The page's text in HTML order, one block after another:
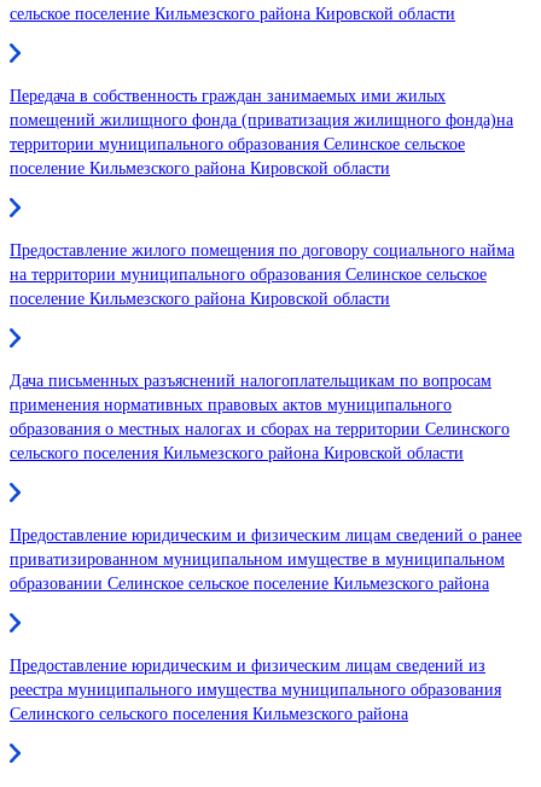
сельское поселение Кильмезского района Кировской области
Передача в собственность граждан занимаемых ими жилых
помещений жилищного фонда (приватизация жилищного фонда)на
территории муниципального образования Селинское сельское
поселение Кильмезского района Кировской области
Предоставление жилого помещения по договору социального найма
на территории муниципального образования Селинское сельское
поселение Кильмезского района Кировской области
Дача письменных разъяснений налогоплательщикам по вопросам
применения нормативных правовых актов муниципального
образования о местных налогах и сборах на территории Селинского
сельского поселения Кильмезского района Кировской области
Предоставление юридическим и физическим лицам сведений о ранее
приватизированном муниципальном имуществе в муниципальном
образовании Селинское сельское поселение Кильмезского района
Предоставление юридическим и физическим лицам сведений из
реестра муниципального имущества муниципального образования
Селинского сельского поселения Кильмезского района